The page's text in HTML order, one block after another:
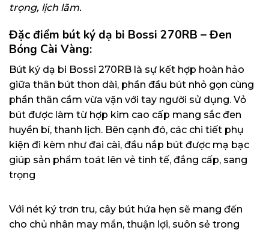
trọng, lịch lãm.
Đặc điểm bút ký dạ bi Bossi 270RB – Đen
Bóng Cài Vàng:
Bút ký dạ bi Bossi 270RB là sự kết hợp hoàn hảo
giữa thân bút thon dài, phần đầu bút nhỏ gọn cùng
phần thân cầm vừa vặn với tay người sử dụng. Vỏ
bút được làm từ hợp kim cao cấp mang sắc đen
huyền bí, thanh lịch. Bên cạnh đó, các chi tiết phụ
kiện đi kèm như đai cài, đầu nắp bút được mạ bạc
giúp sản phẩm toát lên vẻ tinh tế, đẳng cấp, sang
trọng
Với nét ký trơn tru, cây bút hứa hẹn sẽ mang đến
cho chủ nhân may mắn, thuận lợi, suôn sẻ trong